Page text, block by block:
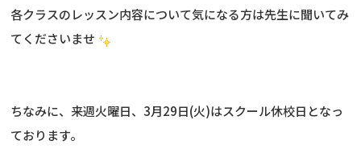
各クラスのレッスン内容について気になる方は先生に聞いてみ
てくださいませ
ちなみに、来週火曜日、3月29日(火)はスクール休校日となっ
ております。